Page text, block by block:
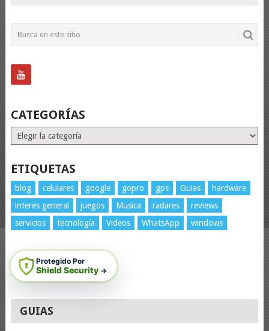
CATEGORÍAS
Categorías
ETIQUETAS
blog celulares google gopro gps Guias
hardware
interes general
juegos Musica radares
reviews
servicios
tecnología Videos WhatsApp windows
Protegido Por
Shield Security →
GUIAS